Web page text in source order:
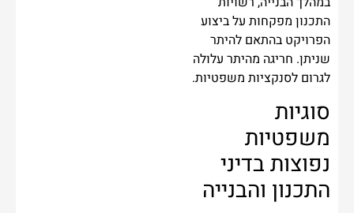
התכנון מפקחות על ביצוע
הפרויקט בהתאם להיתר
שניתן. חריגה מהיתר עלולה
לגרום לסנקציות משפטיות.
סוגיות
משפטיות
נפוצות בדיני
התכנון והבנייה